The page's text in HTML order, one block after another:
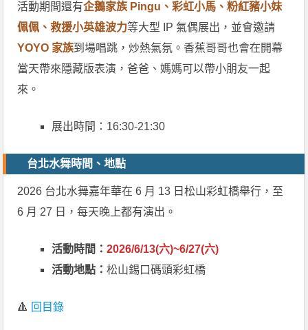
活動期間還有企鵝家族 Pingu、彩虹小馬、粉紅豬小妹
佩佩、救援小英雄波力等大型 IP 氣偶展出，並會邀請
YOYO 家族到場唱跳，炒熱氣氛。香蕉哥哥也會在開幕
當天帶來隱藏版表演，爸爸、媽媽可以帶小朋友一起
來。
展出時間：16:30-21:30
台北水舞時間、地點
2026 台北水舞嘉年華在 6 月 13 日松山彩虹橋舉行，至
6 月 27 日，每天晚上都有演出。
活動時間：2026/6/13(六)~6/27(六)
活動地點：松山錫口碼頭彩虹橋
🔺 回目錄